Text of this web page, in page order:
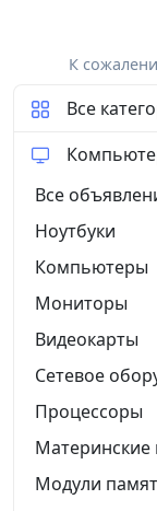
К
Все
Все
Ноутбуки
Компьютеры
Мониторы
Видеокарты
Сетевое
Процессоры
Материнские
Модули